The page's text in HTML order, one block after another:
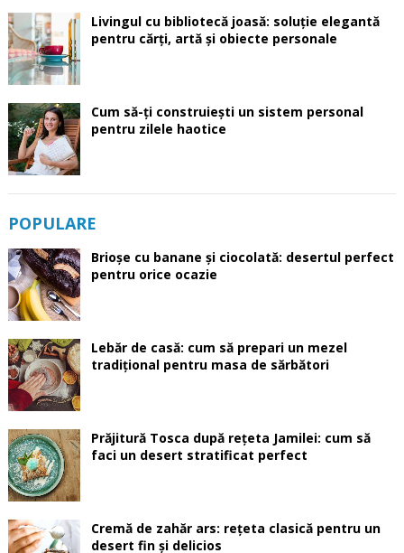
Livingul cu bibliotecă joasă: soluție elegantă
pentru cărți, artă și obiecte personale
Cum să-ți construiești un sistem personal
pentru zilele haotice
POPULARE
Brioșe cu banane și ciocolată: desertul perfect
pentru orice ocazie
Lebăr de casă: cum să prepari un mezel
tradițional pentru masa de sărbători
Prăjitură Tosca după rețeta Jamilei: cum să
faci un desert stratificat perfect
Cremă de zahăr ars: rețeta clasică pentru un
desert fin și delicios